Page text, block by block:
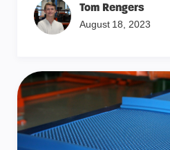
Tom Rengers
August 18, 2023